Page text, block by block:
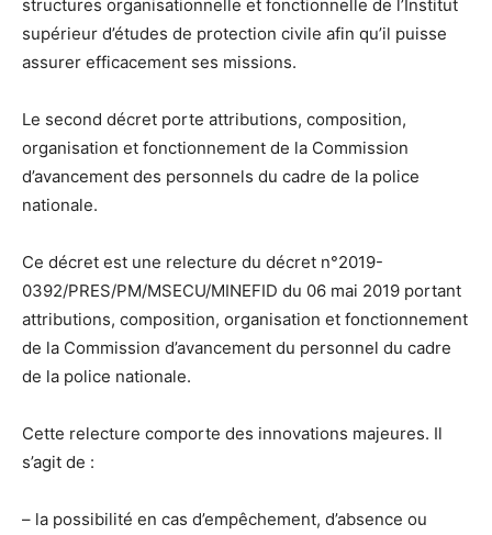
structures organisationnelle et fonctionnelle de l’Institut
supérieur d’études de protection civile afin qu’il puisse
assurer efficacement ses missions.
Le second décret porte attributions, composition,
organisation et fonctionnement de la Commission
d’avancement des personnels du cadre de la police
nationale.
Ce décret est une relecture du décret n°2019-
0392/PRES/PM/MSECU/MINEFID du 06 mai 2019 portant
attributions, composition, organisation et fonctionnement
de la Commission d’avancement du personnel du cadre
de la police nationale.
Cette relecture comporte des innovations majeures. Il
s’agit de :
– la possibilité en cas d’empêchement, d’absence ou